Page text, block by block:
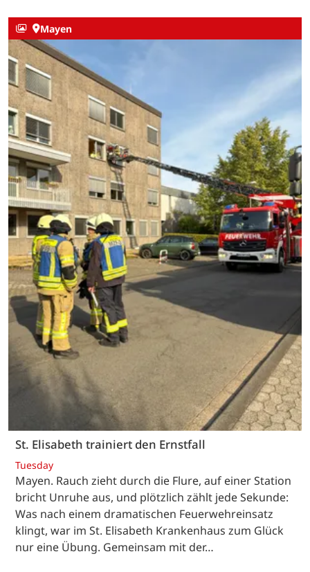
Mayen
St. Elisabeth trainiert den Ernstfall
Tuesday
Mayen. Rauch zieht durch die Flure, auf einer Station
bricht Unruhe aus, und plötzlich zählt jede Sekunde:
Was nach einem dramatischen Feuerwehreinsatz
klingt, war im St. Elisabeth Krankenhaus zum Glück
nur eine Übung. Gemeinsam mit der…